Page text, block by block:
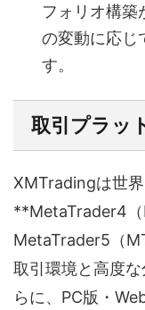
フォリオ構築
の変動に応じ
す。
取引プラッ
XMTradingは世
**MetaTrader4（
MetaTrader5（
取引環境と高度
らに、PC版・